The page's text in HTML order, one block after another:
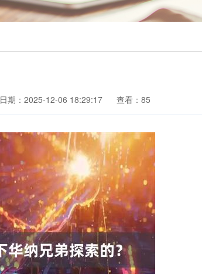
日期：2025-12-06 18:29:17 查看：85